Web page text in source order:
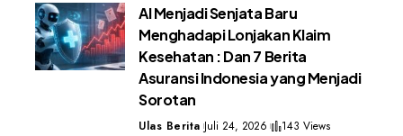
AI Menjadi Senjata Baru
Menghadapi Lonjakan Klaim
Kesehatan : Dan 7 Berita
Asuransi Indonesia yang Menjadi
Sorotan
Ulas Berita Juli 24, 2026 143 Views